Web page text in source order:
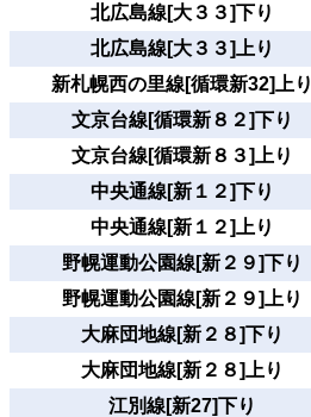
北広島線[大３３]下り
北広島線[大３３]上り
新札幌西の里線[循環新32]上り
文京台線[循環新８２]下り
文京台線[循環新８３]上り
中央通線[新１２]下り
中央通線[新１２]上り
野幌運動公園線[新２９]下り
野幌運動公園線[新２９]上り
大麻団地線[新２８]下り
大麻団地線[新２８]上り
江別線[新27]下り